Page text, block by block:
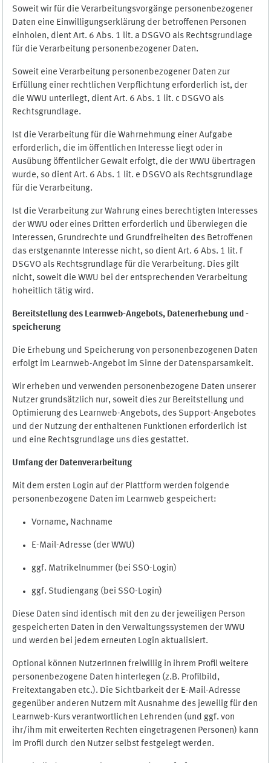
Soweit wir für die Verarbeitungsvorgänge personenbezogener
Daten eine Einwilligungserklärung der betroffenen Personen
einholen, dient Art. 6 Abs. 1 lit. a DSGVO als Rechtsgrundlage
für die Verarbeitung personenbezogener Daten.
Soweit eine Verarbeitung personenbezogener Daten zur
Erfüllung einer rechtlichen Verpflichtung erforderlich ist, der
die WWU unterliegt, dient Art. 6 Abs. 1 lit. c DSGVO als
Rechtsgrundlage.
Ist die Verarbeitung für die Wahrnehmung einer Aufgabe
erforderlich, die im öffentlichen Interesse liegt oder in
Ausübung öffentlicher Gewalt erfolgt, die der WWU übertragen
wurde, so dient Art. 6 Abs. 1 lit. e DSGVO als Rechtsgrundlage
für die Verarbeitung.
Ist die Verarbeitung zur Wahrung eines berechtigten Interesses
der WWU oder eines Dritten erforderlich und überwiegen die
Interessen, Grundrechte und Grundfreiheiten des Betroffenen
das erstgenannte Interesse nicht, so dient Art. 6 Abs. 1 lit. f
DSGVO als Rechtsgrundlage für die Verarbeitung. Dies gilt
nicht, soweit die WWU bei der entsprechenden Verarbeitung
hoheitlich tätig wird.
Bereitstellung des Learnweb-Angebots, Datenerhebung und -
speicherung
Die Erhebung und Speicherung von personenbezogenen Daten
erfolgt im Learnweb-Angebot im Sinne der Datensparsamkeit.
Wir erheben und verwenden personenbezogene Daten unserer
Nutzer grundsätzlich nur, soweit dies zur Bereitstellung und
Optimierung des Learnweb-Angebots, des Support-Angebotes
und der Nutzung der enthaltenen Funktionen erforderlich ist
und eine Rechtsgrundlage uns dies gestattet.
Umfang der Datenverarbeitung
Mit dem ersten Login auf der Plattform werden folgende
personenbezogene Daten im Learnweb gespeichert:
Vorname, Nachname
E-Mail-Adresse (der WWU)
ggf. Matrikelnummer (bei SSO-Login)
ggf. Studiengang (bei SSO-Login)
Diese Daten sind identisch mit den zu der jeweiligen Person
gespeicherten Daten in den Verwaltungssystemen der WWU
und werden bei jedem erneuten Login aktualisiert.
Optional können NutzerInnen freiwillig in ihrem Profil weitere
personenbezogene Daten hinterlegen (z.B. Profilbild,
Freitextangaben etc.). Die Sichtbarkeit der E-Mail-Adresse
gegenüber anderen Nutzern mit Ausnahme des jeweilig für den
Learnweb-Kurs verantwortlichen Lehrenden (und ggf. von
ihr/ihm mit erweiterten Rechten eingetragenen Personen) kann
im Profil durch den Nutzer selbst festgelegt werden.